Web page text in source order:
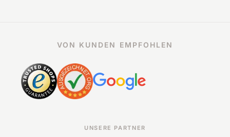
VON KUNDEN EMPFOHLEN
UNSERE PARTNER